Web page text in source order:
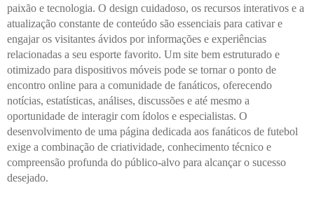
paixão e tecnologia. O design cuidadoso, os recursos interativos e a
atualização constante de conteúdo são essenciais para cativar e
engajar os visitantes ávidos por informações e experiências
relacionadas a seu esporte favorito. Um site bem estruturado e
otimizado para dispositivos móveis pode se tornar o ponto de
encontro online para a comunidade de fanáticos, oferecendo
notícias, estatísticas, análises, discussões e até mesmo a
oportunidade de interagir com ídolos e especialistas. O
desenvolvimento de uma página dedicada aos fanáticos de futebol
exige a combinação de criatividade, conhecimento técnico e
compreensão profunda do público-alvo para alcançar o sucesso
desejado.